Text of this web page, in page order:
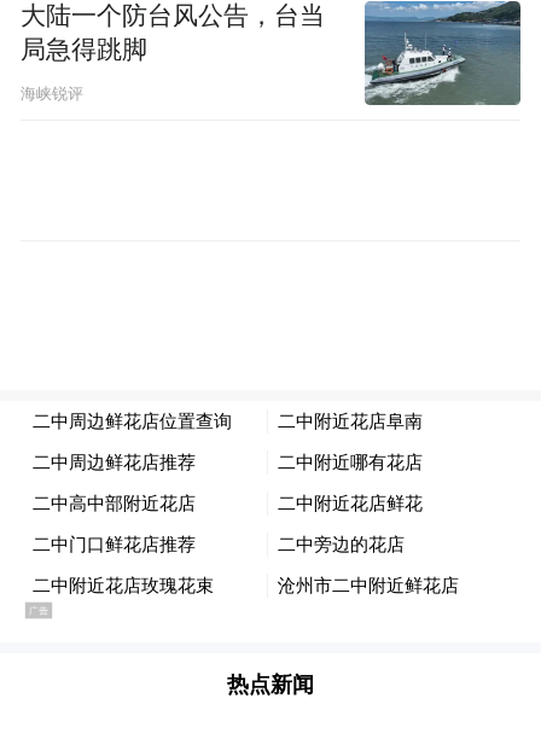
一直以来，俏美韵于探索中受到自然植萃启
发，潜心钻研肌肤自然护肤原理，致力将植
持肌肤的健康和美丽，以内外兼修的方式，
为女性带来健康与美丽，向女性传递自信、
健康、多元的生活态度。
大陆一个防台风公告，台当
局急得跳脚
海峡锐评
热点新闻